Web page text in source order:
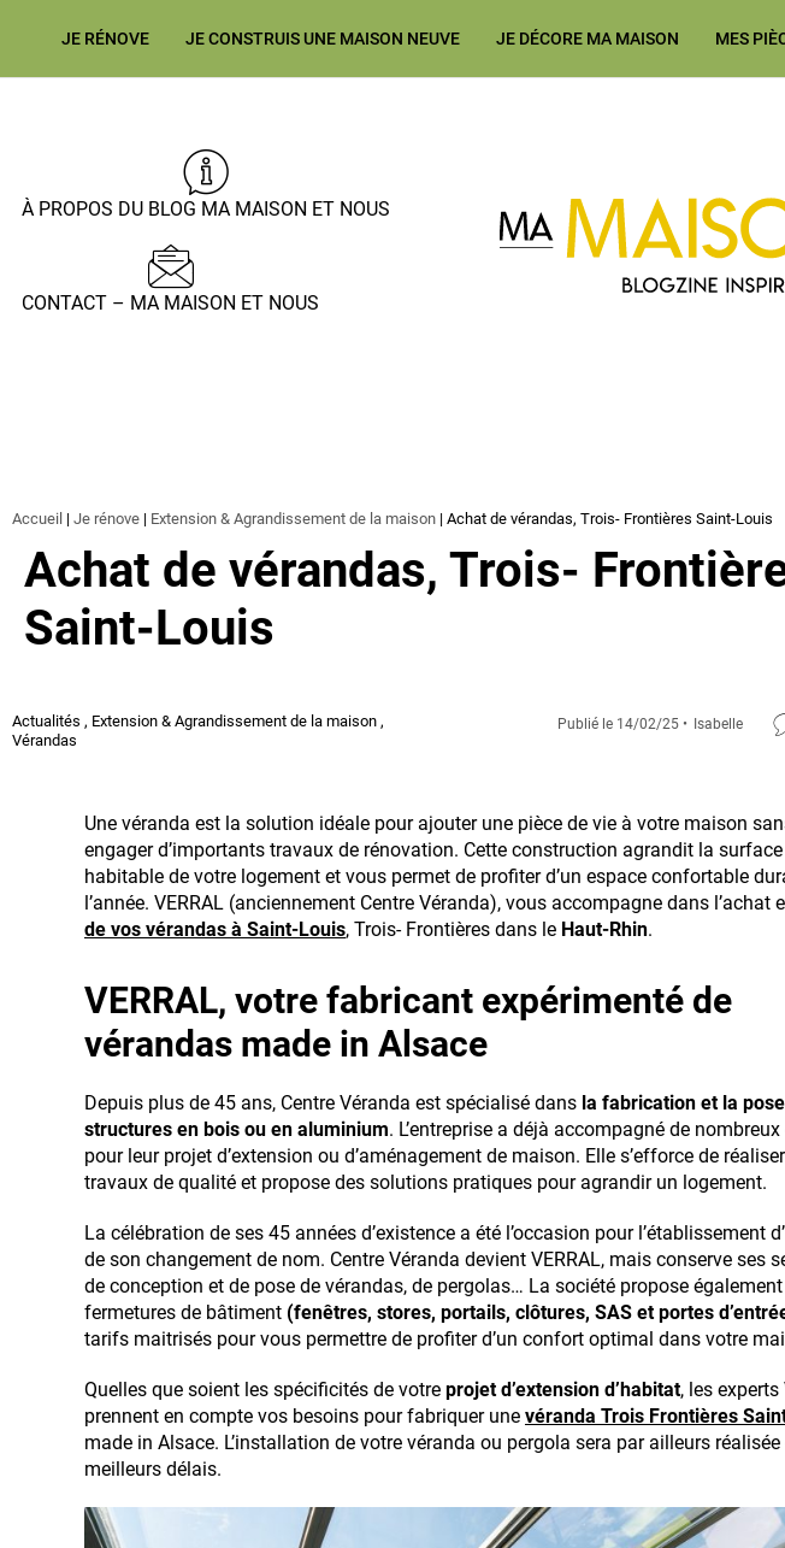
JE RÉNOVE JE CONSTRUIS UNE MAISON NEUVE JE DÉCORE MA MAISON MES
À PROPOS DU BLOG MA MAISON ET NOUS
CONTACT – MA MAISON ET NOUS
Accueil | Je rénove | Extension & Agrandissement de la maison | Achat de vérandas, Trois- Frontières Saint-Louis
Achat de vérandas, Trois-
Saint-Louis
Actualités , Extension & Agrandissement de la maison ,
Vérandas
Publié le 14/02/25 Isabelle
Une véranda est la solution idéale pour ajouter une pièce de vie à votre maison
engager d’importants travaux de rénovation. Cette construction agrandit la surface
habitable de votre logement et vous permet de profiter d’un espace confortable
l’année. VERRAL (anciennement Centre Véranda), vous accompagne dans l’achat
de vos vérandas à Saint-Louis, Trois- Frontières dans le Haut-Rhin.
VERRAL, votre fabricant expérimenté de
vérandas made in Alsace
Depuis plus de 45 ans, Centre Véranda est spécialisé dans la fabrication et la
structures en bois ou en aluminium. L’entreprise a déjà accompagné de
pour leur projet d’extension ou d’aménagement de maison. Elle s’efforce de
travaux de qualité et propose des solutions pratiques pour agrandir un logement.
La célébration de ses 45 années d’existence a été l’occasion pour l’établissement
de son changement de nom. Centre Véranda devient VERRAL, mais conserve ses
de conception et de pose de vérandas, de pergolas… La société propose également
fermetures de bâtiment (fenêtres, stores, portails, clôtures, SAS et portes
tarifs maitrisés pour vous permettre de profiter d’un confort optimal dans votre
Quelles que soient les spécificités de votre projet d’extension d’habitat, les experts
prennent en compte vos besoins pour fabriquer une véranda Trois Frontières
made in Alsace. L’installation de votre véranda ou pergola sera par ailleurs
meilleurs délais.